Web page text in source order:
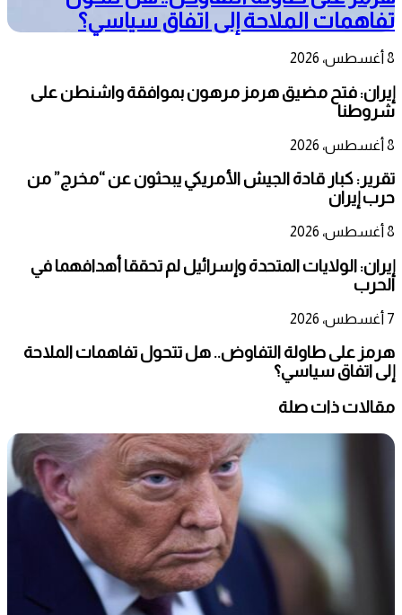
تفاهمات الملاحة إلى اتفاق سياسي؟
8 أغسطس، 2026
إيران: فتح مضيق هرمز مرهون بموافقة واشنطن على
شروطنا
8 أغسطس، 2026
تقرير: كبار قادة الجيش الأمريكي يبحثون عن “مخرج” من
حرب إيران
8 أغسطس، 2026
إيران: الولايات المتحدة وإسرائيل لم تحققا أهدافهما في
الحرب
7 أغسطس، 2026
هرمز على طاولة التفاوض.. هل تتحول تفاهمات الملاحة
إلى اتفاق سياسي؟
مقالات ذات صلة